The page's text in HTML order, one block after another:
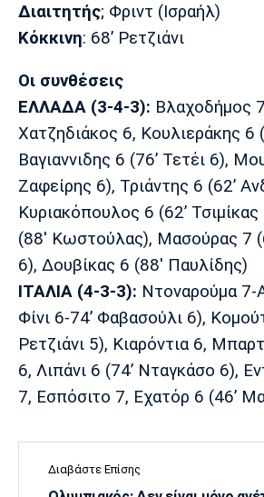
Διαιτητής; Φριντ (Ισραήλ)
Κόκκινη: 68’ Ρετζιάνι
Οι συνθέσεις
ΕΛΛΑΔΑ (3-4-3): Βλαχοδήμος
Χατζηδιάκος 6, Κουλιεράκης 6
Βαγιαννιδης 6 (76’ Τετέι 6),
Ζαφείρης 6), Τριάντης 6 (62’
Κυριακόπουλος 6 (62’
(88' Κωστούλας), Μασούρας 7
6), Δουβίκας 6 (88' Παυλίδης)
ΙΤΑΛΙΑ (4-3-3): Ντοναρούμα 7-
Φίνι 6-74’ Φαβασούλι 6),
Ρετζιάνι 5), Κιαρόντια 6,
6, Λιπάνι 6 (74’ Νταγκάσο 6),
7, Εσπόσιτο 7, Εχατόρ 6 (46’
Διαβάστε Επίσης